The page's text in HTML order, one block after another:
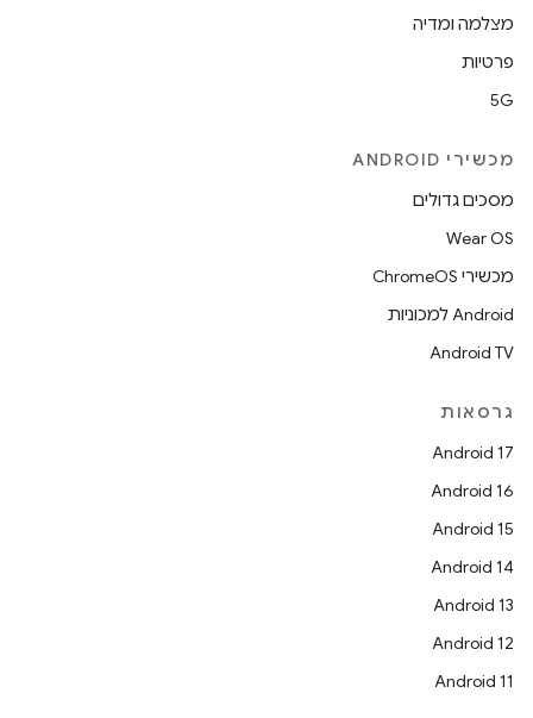
מצלמה ומדיה
פרטיות
5G
מכשירי ANDROID
מסכים גדולים
Wear OS
מכשירי ChromeOS
Android למכוניות
Android TV
גרסאות
Android 17
Android 16
Android 15
Android 14
Android 13
Android 12
Android 11